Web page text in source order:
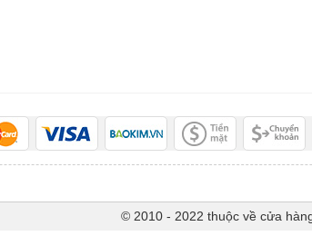
© 2010 - 2022 thuộc về cửa